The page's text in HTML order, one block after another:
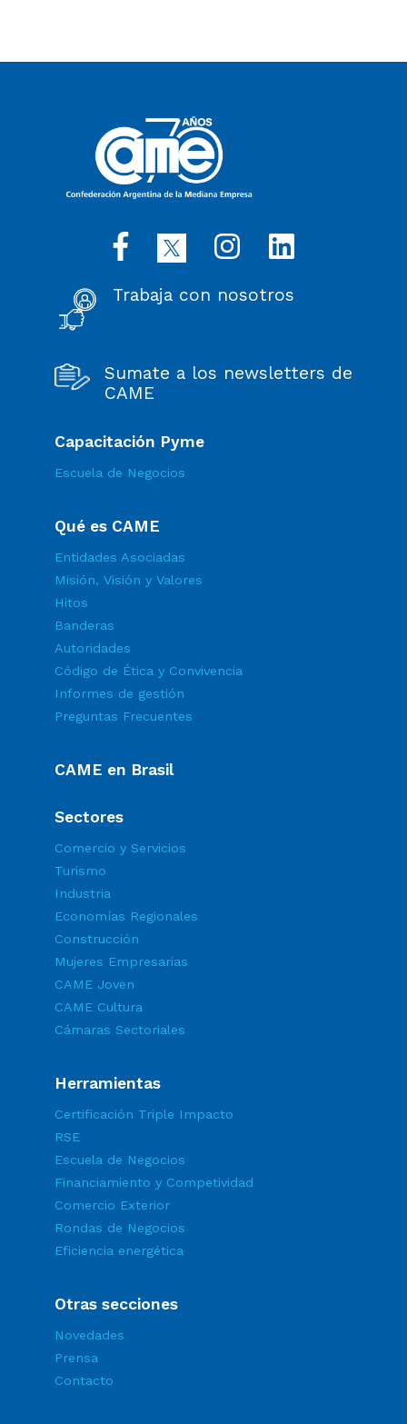
Trabaja con nosotros
Sumate a los newsletters de
CAME
Capacitación Pyme
Escuela de Negocios
Qué es CAME
Entidades Asociadas
Misión, Visión y Valores
Hitos
Banderas
Autoridades
Código de Ética y Convivencia
Informes de gestión
Preguntas Frecuentes
CAME en Brasil
Sectores
Comercio y Servicios
Turismo
Industria
Economías Regionales
Construcción
Mujeres Empresarias
CAME Joven
CAME Cultura
Cámaras Sectoriales
Herramientas
Certificación Triple Impacto
RSE
Escuela de Negocios
Financiamiento y Competividad
Comercio Exterior
Rondas de Negocios
Eficiencia energética
Otras secciones
Novedades
Prensa
Contacto